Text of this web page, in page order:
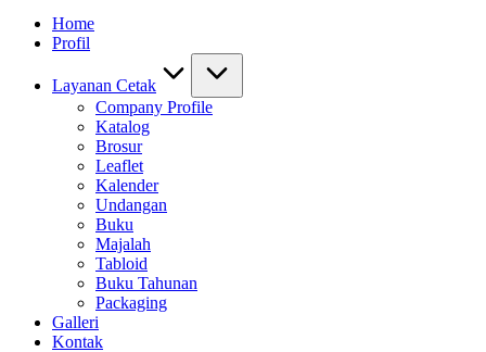
Home
Profil
Layanan Cetak
Company Profile
Katalog
Brosur
Leaflet
Kalender
Undangan
Buku
Majalah
Tabloid
Buku Tahunan
Packaging
Galleri
Kontak